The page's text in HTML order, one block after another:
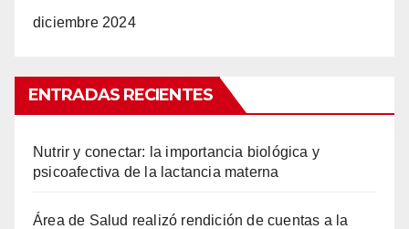
diciembre 2024
ENTRADAS RECIENTES
Nutrir y conectar: la importancia biológica y
psicoafectiva de la lactancia materna
Área de Salud realizó rendición de cuentas a la